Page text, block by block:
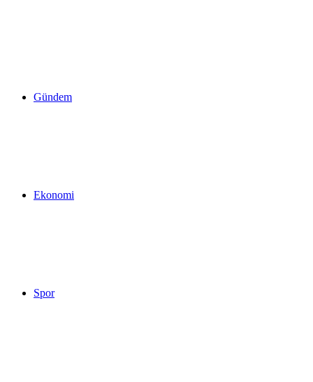
Gündem
Ekonomi
Spor